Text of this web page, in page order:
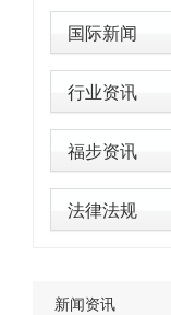
国际新闻
行业资讯
福步资讯
法律法规
新闻资讯